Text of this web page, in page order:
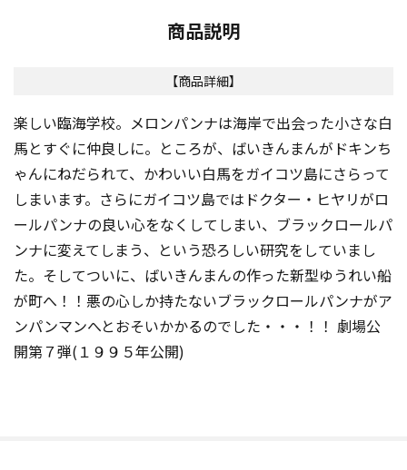
商品説明
【商品詳細】
楽しい臨海学校。メロンパンナは海岸で出会った小さな白
馬とすぐに仲良しに。ところが、ばいきんまんがドキンち
ゃんにねだられて、かわいい白馬をガイコツ島にさらって
しまいます。さらにガイコツ島ではドクター・ヒヤリがロ
ールパンナの良い心をなくしてしまい、ブラックロールパ
ンナに変えてしまう、という恐ろしい研究をしていまし
た。そしてついに、ばいきんまんの作った新型ゆうれい船
が町へ！！悪の心しか持たないブラックロールパンナがア
ンパンマンへとおそいかかるのでした・・・！！ 劇場公
開第７弾(１９９５年公開)